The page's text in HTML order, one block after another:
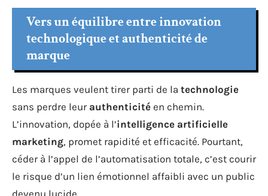
Vers un équilibre entre innovation
technologique et authenticité de
marque
Les marques veulent tirer parti de la technologie
sans perdre leur authenticité en chemin.
L’innovation, dopée à l’intelligence artificielle
marketing, promet rapidité et efficacité. Pourtant,
céder à l’appel de l’automatisation totale, c’est courir
le risque d’un lien émotionnel affaibli avec un public
devenu lucide.